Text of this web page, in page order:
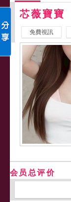
芯薇寶寶
免費視訊
会员总评价